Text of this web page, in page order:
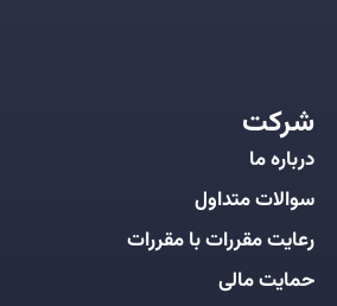
شرکت
درباره ما
سوالات متداول
رعایت مقررات با مقررات
حمایت مالی